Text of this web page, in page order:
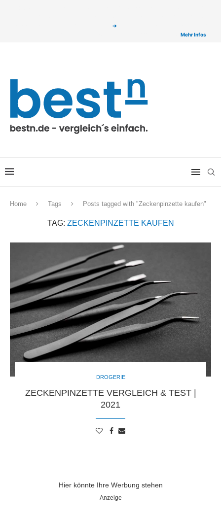
➔
Mehr Infos
Home Tags Posts tagged with "Zeckenpinzette kaufen"
TAG: ZECKENPINZETTE KAUFEN
DROGERIE
ZECKENPINZETTE VERGLEICH & TEST |
2021
Hier könnte Ihre Werbung stehen
Anzeige